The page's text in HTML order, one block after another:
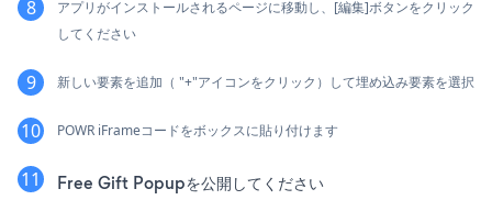
アプリがインストールされるページに移動し、[編集]ボタンをクリック
してください
新しい要素を追加（ "+"アイコンをクリック）して埋め込み要素を選択
POWR iFrameコードをボックスに貼り付けます
Free Gift Popupを公開してください